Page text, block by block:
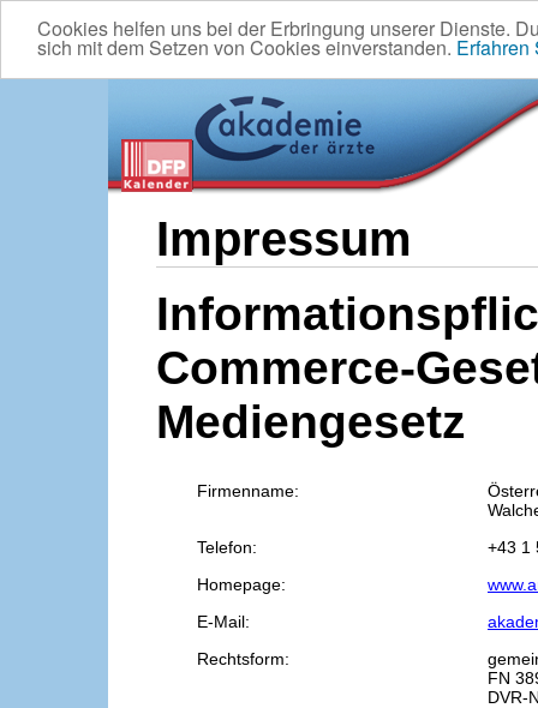
Cookies helfen uns bei der Erbringung unserer Dienste.
sich mit dem Setzen von Cookies einverstanden. Erfahren
Impressum
Commerce-
Mediengesetz
Firmenname:
Telefon:
+43 1
Homepage:
E-Mail:
Rechtsform:
FN
DVR-